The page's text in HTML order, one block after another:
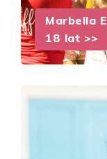
Marbella
18 lat >>